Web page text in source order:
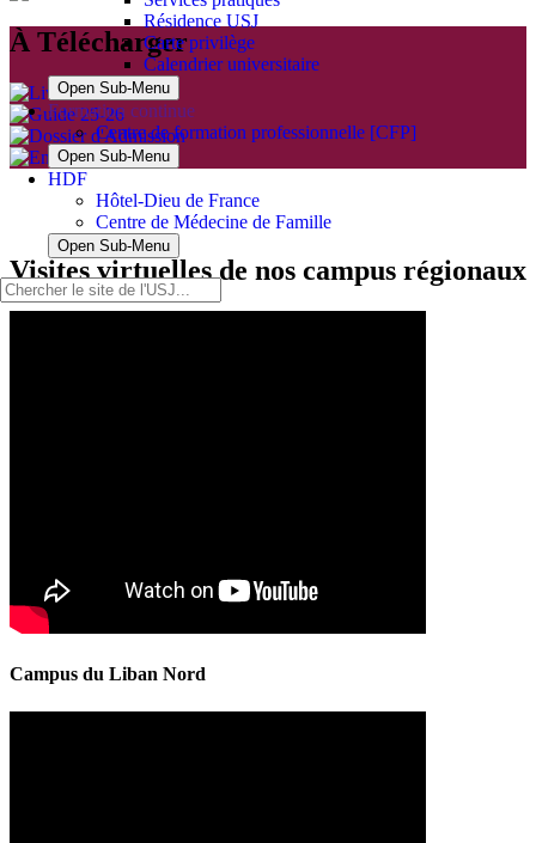
Résidence USJ
Carte privilège
Calendrier universitaire
Open Sub-Menu
Formation continue
Centre de formation professionnelle [CFP]
Open Sub-Menu
HDF
Hôtel-Dieu de France
Centre de Médecine de Famille
Open Sub-Menu
À Télécharger
Visites virtuelles de nos campus régionaux
Campus du Liban Nord